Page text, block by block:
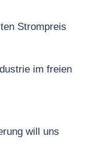
Strompreis
im freien
will uns